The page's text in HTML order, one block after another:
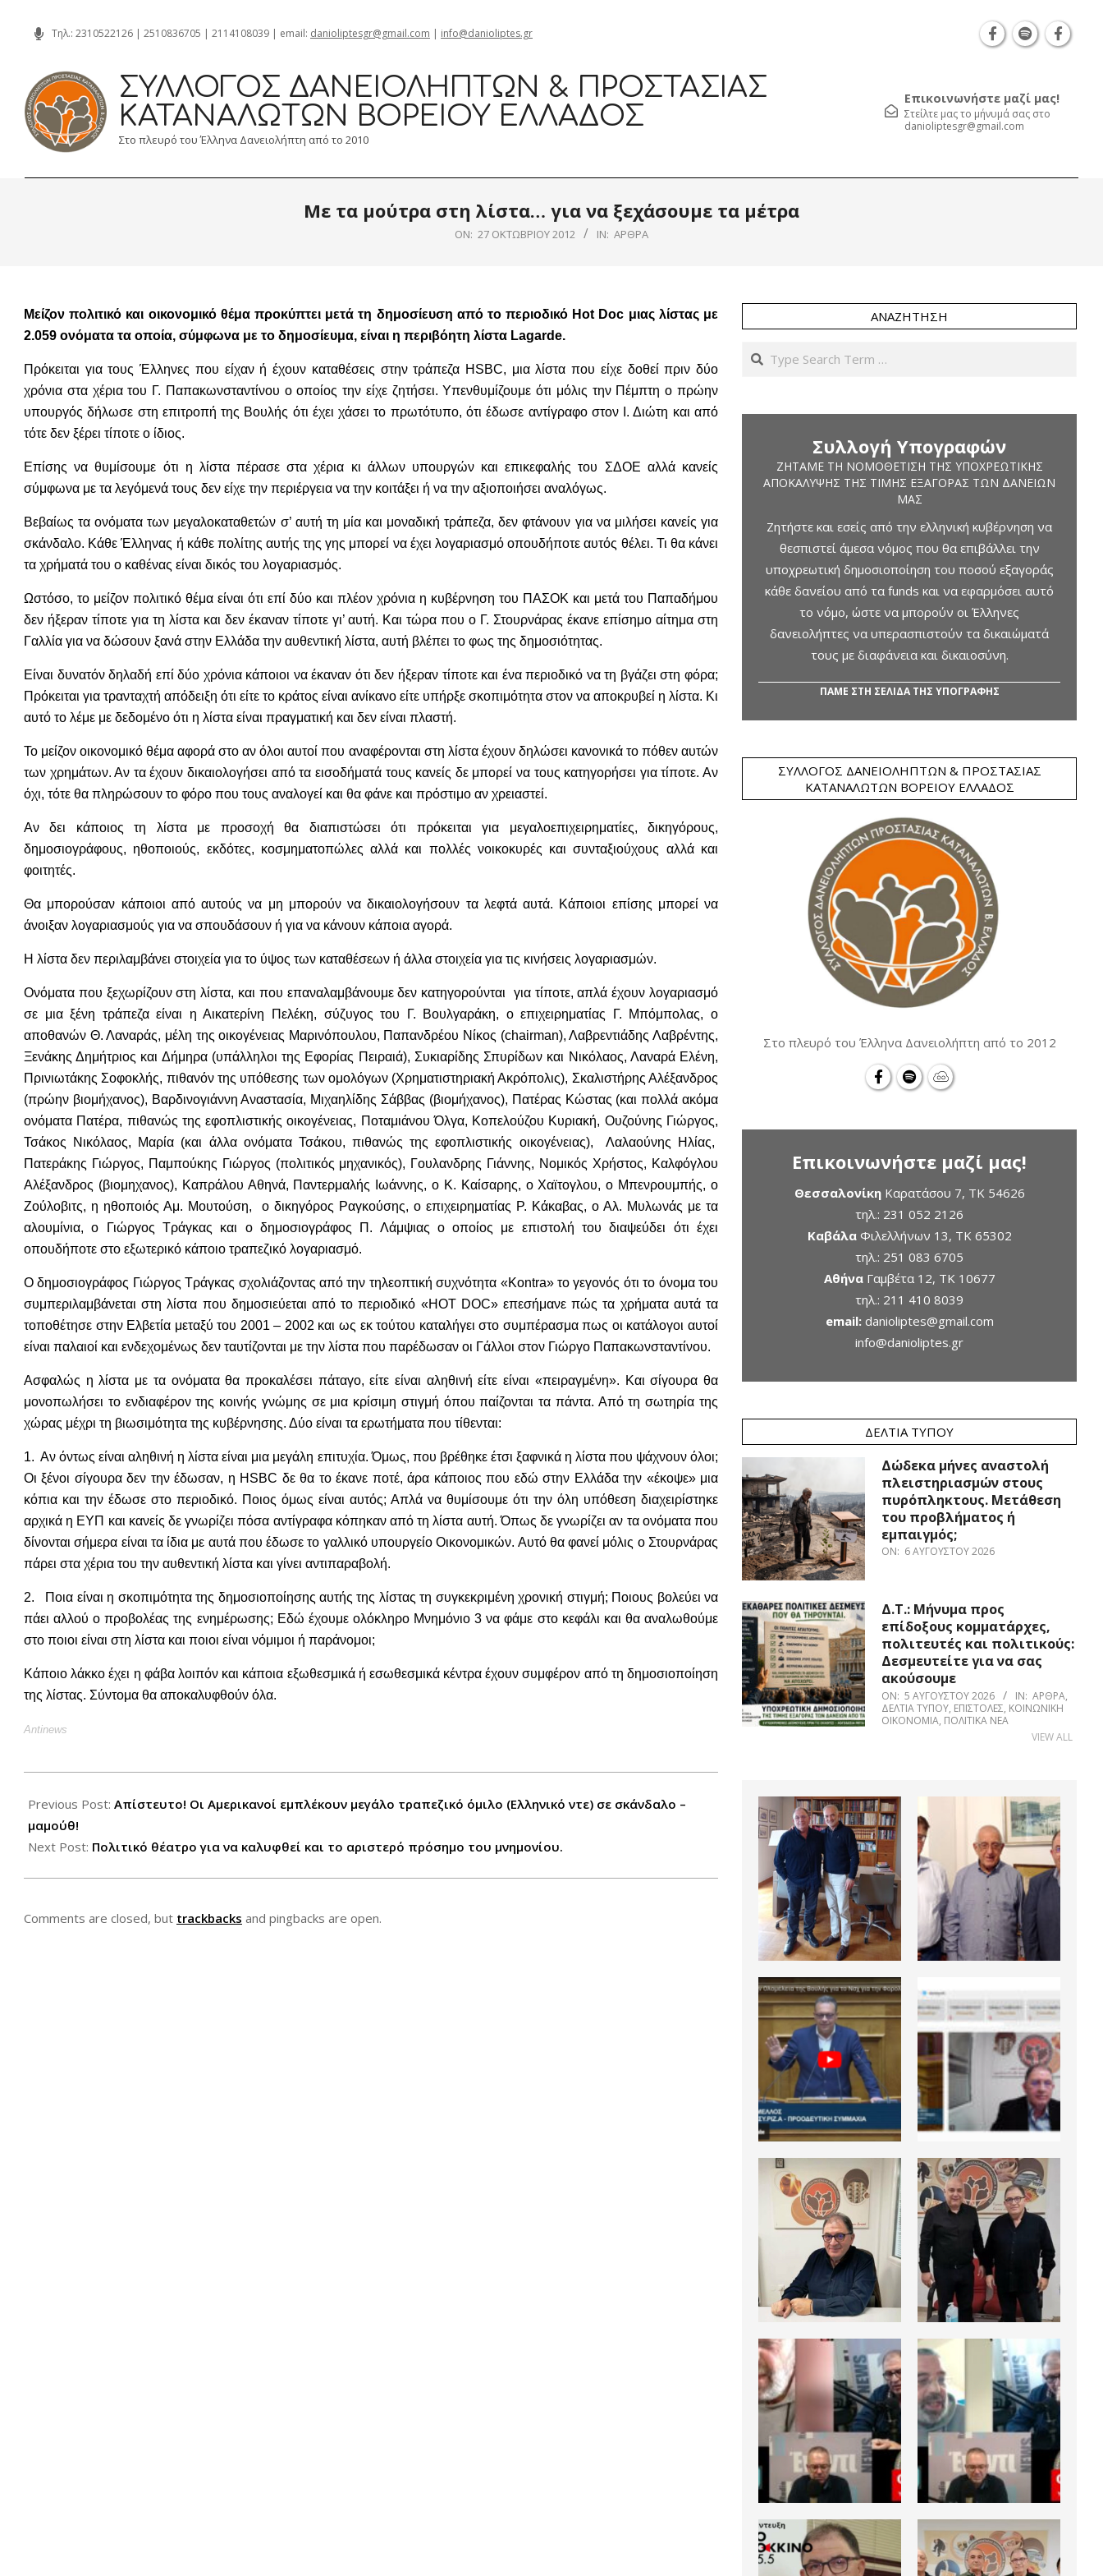
content
Τηλ.: 2310522126 | 2510836705 | 2114108039 | email: danioliptesgr@gmail.com | info@danioliptes.gr
ΣΎΛΛΟΓΟΣ ΔΑΝΕΙΟΛΗΠΤΏΝ & ΠΡΟΣΤΑΣΊΑΣ
ΚΑΤΑΝΑΛΩΤΏΝ ΒΟΡΕΊΟΥ ΕΛΛΆΔΟΣ
Στο πλευρό του Έλληνα Δανειολήπτη από το 2010
Επικοινωνήστε μαζί μας!
Στείλτε μας το μήνυμά σας στο
danioliptesgr@gmail.com
Με τα μούτρα στη λίστα… για να ξεχάσουμε τα μέτρα
ON: 27 ΟΚΤΩΒΡΊΟΥ 2012 IN: ΆΡΘΡΑ
Μείζον πολιτικό και οικονομικό θέμα προκύπτει μετά τη δημοσίευση από το περιοδικό Hot Doc μιας λίστας με
2.059 ονόματα τα οποία, σύμφωνα με το δημοσίευμα, είναι η περιβόητη λίστα Lagarde.
Πρόκειται για τους Έλληνες που είχαν ή έχουν καταθέσεις στην τράπεζα HSBC, μια λίστα που είχε δοθεί πριν δύο
χρόνια στα χέρια του Γ. Παπακωνσταντίνου ο οποίος την είχε ζητήσει. Υπενθυμίζουμε ότι μόλις την Πέμπτη ο πρώην
υπουργός δήλωσε στη επιτροπή της Βουλής ότι έχει χάσει το πρωτότυπο, ότι έδωσε αντίγραφο στον Ι. Διώτη και από
τότε δεν ξέρει τίποτε ο ίδιος.
Επίσης να θυμίσουμε ότι η λίστα πέρασε στα χέρια κι άλλων υπουργών και επικεφαλής του ΣΔΟΕ αλλά κανείς
σύμφωνα με τα λεγόμενά τους δεν είχε την περιέργεια να την κοιτάξει ή να την αξιοποιήσει αναλόγως.
Βεβαίως τα ονόματα των μεγαλοκαταθετών σ’ αυτή τη μία και μοναδική τράπεζα, δεν φτάνουν για να μιλήσει κανείς για
σκάνδαλο. Κάθε Έλληνας ή κάθε πολίτης αυτής της γης μπορεί να έχει λογαριασμό οπουδήποτε αυτός θέλει. Τι θα κάνει
τα χρήματά του ο καθένας είναι δικός του λογαριασμός.
Ωστόσο, το μείζον πολιτικό θέμα είναι ότι επί δύο και πλέον χρόνια η κυβέρνηση του ΠΑΣΟΚ και μετά του Παπαδήμου
δεν ήξεραν τίποτε για τη λίστα και δεν έκαναν τίποτε γι’ αυτή. Και τώρα που ο Γ. Στουρνάρας έκανε επίσημο αίτημα στη
Γαλλία για να δώσουν ξανά στην Ελλάδα την αυθεντική λίστα, αυτή βλέπει το φως της δημοσιότητας.
Είναι δυνατόν δηλαδή επί δύο χρόνια κάποιοι να έκαναν ότι δεν ήξεραν τίποτε και ένα περιοδικό να τη βγάζει στη φόρα;
Πρόκειται για τρανταχτή απόδειξη ότι είτε το κράτος είναι ανίκανο είτε υπήρξε σκοπιμότητα στον να αποκρυβεί η λίστα. Κι
αυτό το λέμε με δεδομένο ότι η λίστα είναι πραγματική και δεν είναι πλαστή.
Το μείζον οικονομικό θέμα αφορά στο αν όλοι αυτοί που αναφέρονται στη λίστα έχουν δηλώσει κανονικά το πόθεν αυτών
των χρημάτων. Αν τα έχουν δικαιολογήσει από τα εισοδήματά τους κανείς δε μπορεί να τους κατηγορήσει για τίποτε. Αν
όχι, τότε θα πληρώσουν το φόρο που τους αναλογεί και θα φάνε και πρόστιμο αν χρειαστεί.
Αν δει κάποιος τη λίστα με προσοχή θα διαπιστώσει ότι πρόκειται για μεγαλοεπιχειρηματίες, δικηγόρους,
δημοσιογράφους, ηθοποιούς, εκδότες, κοσμηματοπώλες αλλά και πολλές νοικοκυρές και συνταξιούχους αλλά και
φοιτητές.
Θα μπορούσαν κάποιοι από αυτούς να μη μπορούν να δικαιολογήσουν τα λεφτά αυτά. Κάποιοι επίσης μπορεί να
άνοιξαν λογαριασμούς για να σπουδάσουν ή για να κάνουν κάποια αγορά.
Η λίστα δεν περιλαμβάνει στοιχεία για το ύψος των καταθέσεων ή άλλα στοιχεία για τις κινήσεις λογαριασμών.
Ονόματα που ξεχωρίζουν στη λίστα, και που επαναλαμβάνουμε δεν κατηγορούνται για τίποτε, απλά έχουν λογαριασμό
σε μια ξένη τράπεζα είναι η Αικατερίνη Πελέκη, σύζυγος του Γ. Βουλγαράκη, ο επιχειρηματίας Γ. Μπόμπολας, ο
αποθανών Θ. Λαναράς, μέλη της οικογένειας Μαρινόπουλου, Παπανδρέου Νίκος (chairman), Λαβρεντιάδης Λαβρέντης,
Ξενάκης Δημήτριος και Δήμηρα (υπάλληλοι της Εφορίας Πειραιά), Συκιαρίδης Σπυρίδων και Νικόλαος, Λαναρά Ελένη,
Πρινιωτάκης Σοφοκλής, πιθανόν της υπόθεσης των ομολόγων (Χρηματιστηριακή Ακρόπολις), Σκαλιστήρης Αλέξανδρος
(πρώην βιομήχανος), Βαρδινογιάννη Αναστασία, Μιχαηλίδης Σάββας (βιομήχανος), Πατέρας Κώστας (και πολλά ακόμα
ονόματα Πατέρα, πιθανώς της εφοπλιστικής οικογένειας, Ποταμιάνου Όλγα, Κοπελούζου Κυριακή, Ουζούνης Γιώργος,
Τσάκος Νικόλαος, Μαρία (και άλλα ονόματα Τσάκου, πιθανώς της εφοπλιστικής οικογένειας), Λαλαούνης Ηλίας,
Πατεράκης Γιώργος, Παμπούκης Γιώργος (πολιτικός μηχανικός), Γουλανδρης Γιάννης, Νομικός Χρήστος, Καλφόγλου
Αλέξανδρος (βιομηχανος), Καπράλου Αθηνά, Παντερμαλής Ιωάννης, ο Κ. Καίσαρης, ο Χαϊτογλου, ο Μπενρουμπής, ο
Ζούλοβιτς, η ηθοποιός Αμ. Μουτούση, ο δικηγόρος Ραγκούσης, ο επιχειρηματίας Ρ. Κάκαβας, ο Αλ. Μυλωνάς με τα
αλουμίνια, ο Γιώργος Τράγκας και ο δημοσιογράφος Π. Λάμψιας ο οποίος με επιστολή του διαψεύδει ότι έχει
οπουδήποτε στο εξωτερικό κάποιο τραπεζικό λογαριασμό.
Ο δημοσιογράφος Γιώργος Τράγκας σχολιάζοντας από την τηλεοπτική συχνότητα «Κontra» το γεγονός ότι το όνομα του
συμπεριλαμβάνεται στη λίστα που δημοσιεύεται από το περιοδικό «HOT DOC» επεσήμανε πώς τα χρήματα αυτά τα
τοποθέτησε στην Ελβετία μεταξύ του 2001 – 2002 και ως εκ τούτου καταλήγει στο συμπέρασμα πως οι κατάλογοι αυτοί
είναι παλαιοί και ενδεχομένως δεν ταυτίζονται με την λίστα που παρέδωσαν οι Γάλλοι στον Γιώργο Παπακωνσταντίνου.
Ασφαλώς η λίστα με τα ονόματα θα προκαλέσει πάταγο, είτε είναι αληθινή είτε είναι «πειραγμένη». Και σίγουρα θα
μονοπωλήσει το ενδιαφέρον της κοινής γνώμης σε μια κρίσιμη στιγμή όπου παίζονται τα πάντα. Από τη σωτηρία της
χώρας μέχρι τη βιωσιμότητα της κυβέρνησης. Δύο είναι τα ερωτήματα που τίθενται:
1. Aν όντως είναι αληθινή η λίστα είναι μια μεγάλη επιτυχία. Όμως, που βρέθηκε έτσι ξαφνικά η λίστα που ψάχνουν όλοι;
Οι ξένοι σίγουρα δεν την έδωσαν, η HSBC δε θα το έκανε ποτέ, άρα κάποιος που εδώ στην Ελλάδα την «έκοψε» μια
κόπια και την έδωσε στο περιοδικό. Ποιος όμως είναι αυτός; Απλά να θυμίσουμε ότι την όλη υπόθεση διαχειρίστηκε
αρχικά η ΕΥΠ και κανείς δε γνωρίζει πόσα αντίγραφα κόπηκαν από τη λίστα αυτή. Όπως δε γνωρίζει αν τα ονόματα που
δίνονται σήμερα είναι τα ίδια με αυτά που έδωσε το γαλλικό υπουργείο Οικονομικών. Αυτό θα φανεί μόλις ο Στουρνάρας
πάρει στα χέρια του την αυθεντική λίστα και γίνει αντιπαραβολή.
2. Ποια είναι η σκοπιμότητα της δημοσιοποίησης αυτής της λίστας τη συγκεκριμένη χρονική στιγμή; Ποιους βολεύει να
πάει αλλού ο προβολέας της ενημέρωσης; Εδώ έχουμε ολόκληρο Μνημόνιο 3 να φάμε στο κεφάλι και θα αναλωθούμε
στο ποιοι είναι στη λίστα και ποιοι είναι νόμιμοι ή παράνομοι;
Κάποιο λάκκο έχει η φάβα λοιπόν και κάποια εξωθεσμικά ή εσωθεσμικά κέντρα έχουν συμφέρον από τη δημοσιοποίηση
της λίστας. Σύντομα θα αποκαλυφθούν όλα.
Antinews
10-
27
Previous Post: Απίστευτο! Οι Αμερικανοί εμπλέκουν μεγάλο τραπεζικό όμιλο (Ελληνικό ντε) σε σκάνδαλο –
μαμούθ!
Next Post: Πολιτικό θέατρο για να καλυφθεί και το αριστερό πρόσημο του μνημονίου.
Comments are closed, but trackbacks and pingbacks are open.
ΑΝΑΖΉΤΗΣΗ
Search
Συλλογή Υπογραφών
ΖΗΤΆΜΕ ΤΗ ΝΟΜΟΘΈΤΙΣΗ ΤΗΣ ΥΠΟΧΡΕΩΤΙΚΉΣ
ΑΠΟΚΆΛΥΨΗΣ ΤΗΣ ΤΙΜΉΣ ΕΞΑΓΟΡΆΣ ΤΩΝ ΔΑΝΕΊΩΝ
ΜΑΣ
Ζητήστε και εσείς από την ελληνική κυβέρνηση να
θεσπιστεί άμεσα νόμος που θα επιβάλλει την
υποχρεωτική δημοσιοποίηση του ποσού εξαγοράς
κάθε δανείου από τα funds και να εφαρμόσει αυτό
το νόμο, ώστε να μπορούν οι Έλληνες
δανειολήπτες να υπερασπιστούν τα δικαιώματά
τους με διαφάνεια και δικαιοσύνη.
ΠΑΜΕ ΣΤΗ ΣΕΛΙΔΑ ΤΗΣ ΥΠΟΓΡΑΦΗΣ
ΣΎΛΛΟΓΟΣ ΔΑΝΕΙΟΛΗΠΤΏΝ & ΠΡΟΣΤΑΣΊΑΣ
ΚΑΤΑΝΑΛΩΤΏΝ ΒΟΡΕΊΟΥ ΕΛΛΆΔΟΣ
Στο πλευρό του Έλληνα Δανειολήπτη από το 2012
Επικοινωνήστε μαζί μας!
ΘεσσαλονίκηΚαρατάσου 7, TK 54626
τηλ.: 231 052 2126
ΚαβάλαΦιλελλήνων 13, ΤΚ 65302
τηλ.: 251 083 6705
ΑθήναΓαμβέτα 12, ΤΚ 10677
τηλ.: 211 410 8039
email: danioliptes@gmail.com
info@danioliptes.gr
ΔΕΛΤΊΑ ΤΎΠΟΥ
Δώδεκα μήνες αναστολή
πλειστηριασμών στους
πυρόπληκτους. Μετάθεση
του προβλήματος ή
εμπαιγμός;
ON: 6 ΑΥΓΟΎΣΤΟΥ 2026
Δ.Τ.: Μήνυμα προς
επίδοξους κομματάρχες,
πολιτευτές και πολιτικούς:
Δεσμευτείτε για να σας
ακούσουμε
ON: 5 ΑΥΓΟΎΣΤΟΥ 2026 IN: ΆΡΘΡΑ,
ΔΕΛΤΊΑ ΤΎΠΟΥ, ΕΠΙΣΤΟΛΈΣ, ΚΟΙΝΩΝΙΚΉ
ΟΙΚΟΝΟΜΊΑ, ΠΟΛΙΤΙΚΆ ΝΈΑ
VIEW ALL